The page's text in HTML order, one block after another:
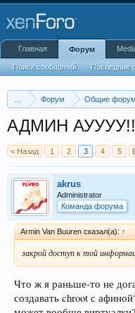
Форум Общие
АДМИН
< Назад 1 2 3 4 5
akrus
Administrator
Команда форума
Armin Van Buuren сказал(а): ↑
закрой доступ к той
Что ж я раньше-то не
создавать chroot с
Главная Форум
Поиск сообщений Последние